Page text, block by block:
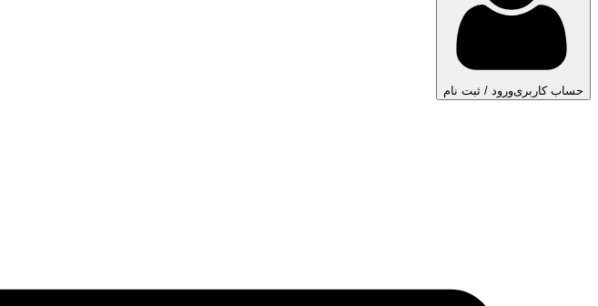
حساب کاربریورود / ثبت نام